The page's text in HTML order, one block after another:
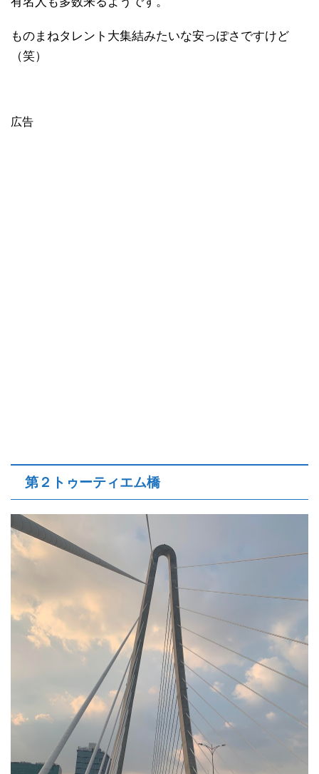
ものまねタレント大集結みたいな安っぽさですけど
（笑）
広告
第２トゥーティエム橋